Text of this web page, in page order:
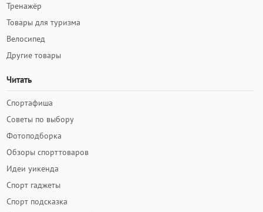
Тренажёр
Товары для туризма
Велосипед
Другие товары
Читать
Спортафиша
Советы по выбору
Фотоподборка
Обзоры спорттоваров
Идеи уикенда
Спорт гаджеты
Спорт подсказка